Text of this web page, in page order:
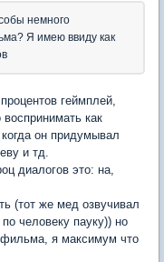
немного
Я имею ввиду как
геймплей,
как
он придумывал
и тд.
диалогов это: на,
(тот же мед озвучивал
человеку пауку)) но
я максимум что